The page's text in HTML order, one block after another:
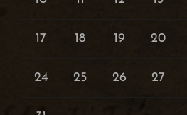
17 18 19 20
24 25 26 27